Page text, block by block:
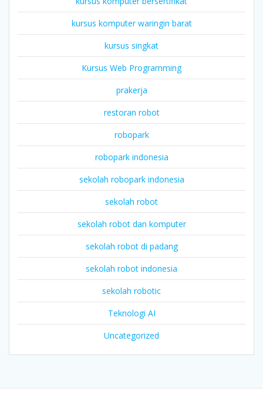
kursus komputer waringin barat
kursus singkat
Kursus Web Programming
prakerja
restoran robot
robopark
robopark indonesia
sekolah robopark indonesia
sekolah robot
sekolah robot dan komputer
sekolah robot di padang
sekolah robot indonesia
sekolah robotic
Teknologi AI
Uncategorized